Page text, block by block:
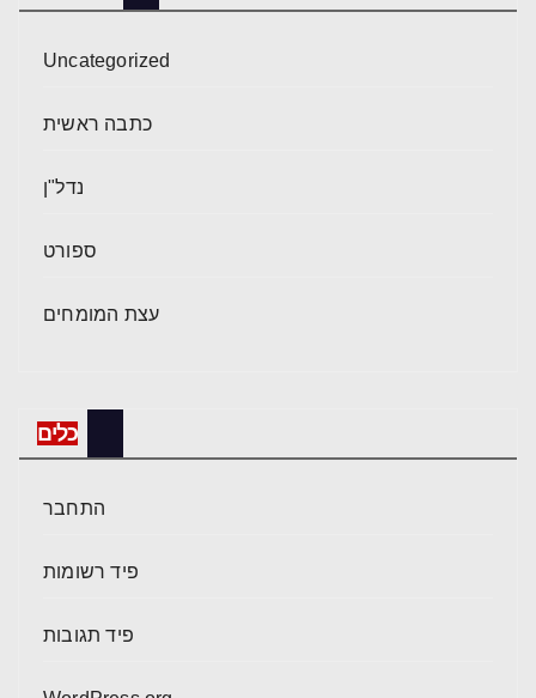
Uncategorized
כתבה ראשית
נדל"ן
ספורט
עצת המומחים
כלים
התחבר
פיד רשומות
פיד תגובות